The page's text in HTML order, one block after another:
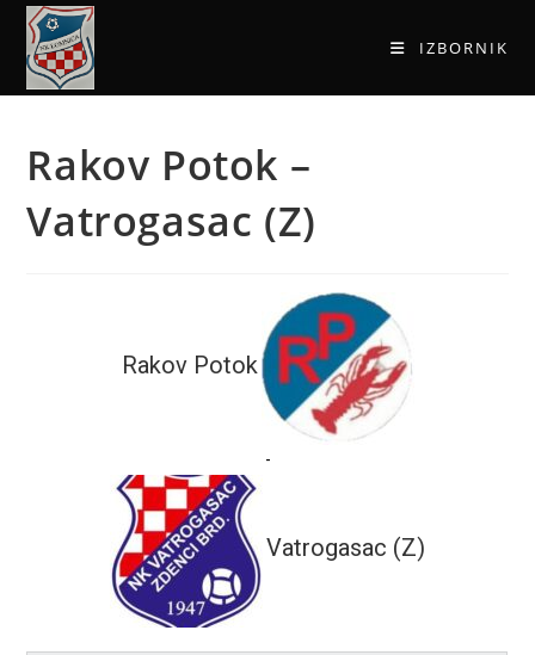
IZBORNIK
Rakov Potok –
Vatrogasac (Z)
Rakov Potok
-
Vatrogasac (Z)